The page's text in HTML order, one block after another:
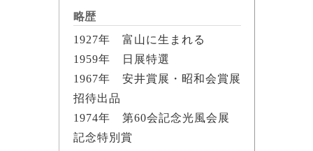
略歴
1927年 富山に生まれる
1959年 日展特選
1967年 安井賞展・昭和会賞展
招待出品
1974年 第60会記念光風会展
記念特別賞